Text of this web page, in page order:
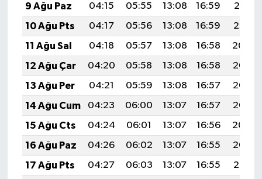
9 Ağu Paz
04:15 05:55 13:08 16:59
20:12
10 Ağu Pts
04:17 05:56 13:08 16:59
20:10
11 Ağu Sal
04:18 05:57 13:08 16:58
20:09
12 Ağu Çar
04:20 05:58 13:08 16:58
20:08
13 Ağu Per
04:21 05:59 13:08 16:57
20:06
14 Ağu Cum
04:23 06:00 13:07 16:57
20:05
15 Ağu Cts
04:24 06:01 13:07 16:56
20:04
16 Ağu Paz
04:26 06:02 13:07 16:55
20:02
17 Ağu Pts
04:27 06:03 13:07 16:55
20:01